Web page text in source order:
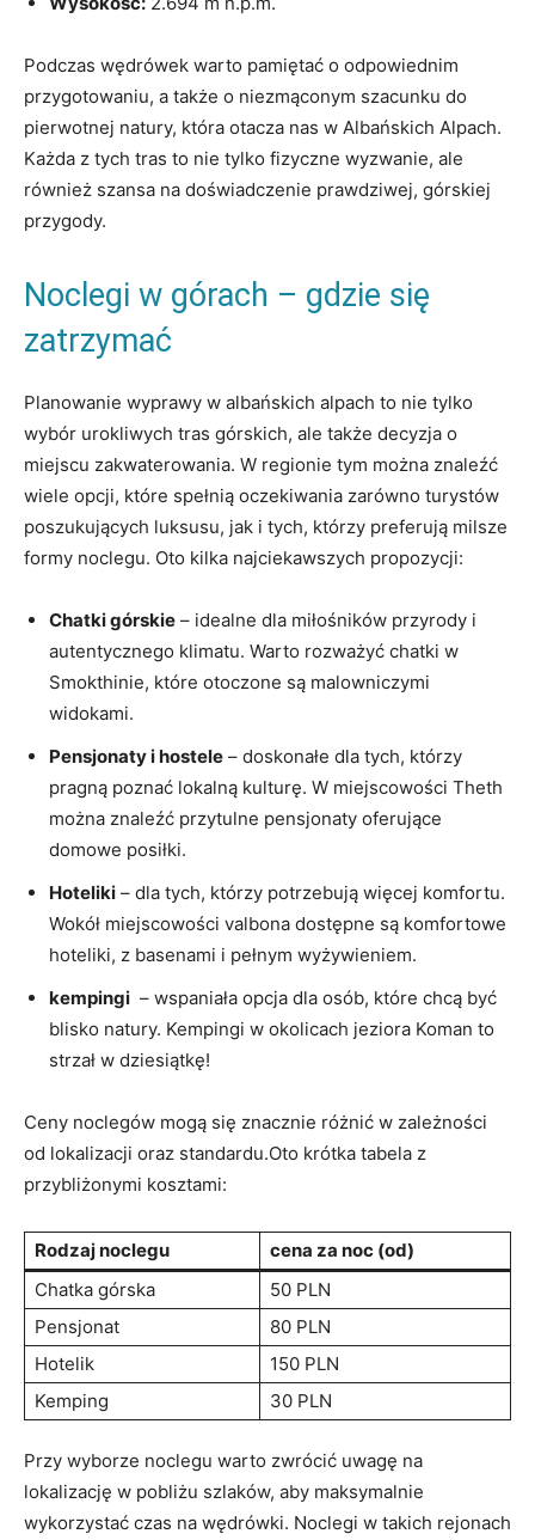
Podczas wędrówek warto‌ pamiętać o odpowiednim
przygotowaniu, a także ⁣o niezmąconym szacunku do
pierwotnej ​natury, ⁣która otacza nas ​w⁣ Albańskich‌ Alpach.
Każda z tych tras to‍ nie ⁢tylko fizyczne wyzwanie, ale
również szansa na doświadczenie⁣ prawdziwej,‌ górskiej
przygody.
Noclegi w górach‍ – gdzie się
zatrzymać
Planowanie wyprawy w albańskich alpach to nie tylko⁤
wybór urokliwych tras ⁤górskich, ale także decyzja ​o
miejscu zakwaterowania. W regionie ⁢tym ​można znaleźć
wiele opcji, które spełnią oczekiwania zarówno ⁢turystów
poszukujących luksusu, jak⁣ i tych, którzy preferują ⁣milsze
⁣formy noclegu. ⁣Oto kilka najciekawszych⁢ propozycji:
Chatki górskie – idealne dla miłośników⁢ przyrody i
autentycznego ⁣klimatu. ‌Warto rozważyć‌ chatki w
Smokthinie, które otoczone są ‌malowniczymi
widokami.
Pensjonaty i hostele – doskonałe dla ⁣tych,⁢ którzy
pragną poznać lokalną kulturę. ⁣W miejscowości‍ Theth
można znaleźć przytulne pensjonaty oferujące
domowe posiłki.
Hoteliki – dla tych, którzy potrzebują więcej komfortu.
Wokół miejscowości valbona dostępne są komfortowe
hoteliki, ⁣z basenami‍ i‍ pełnym wyżywieniem.
kempingi ‍ – wspaniała opcja dla osób, które chcą ⁤być
blisko​ natury. ​Kempingi​ w ⁢okolicach jeziora Koman to
strzał ⁤w​ dziesiątkę!
Ceny noclegów mogą się znacznie⁤ różnić w zależności
od lokalizacji⁤ oraz ⁤standardu.Oto krótka tabela z
przybliżonymi kosztami:
Rodzaj noclegu
cena za⁣ noc⁤ (od)
Chatka górska
50 PLN
Pensjonat
80⁢ PLN
Hotelik
150 PLN
Kemping
30​ PLN
Przy ​wyborze⁤ noclegu⁢ warto zwrócić uwagę na
lokalizację w ⁣pobliżu⁢ szlaków, aby maksymalnie​
wykorzystać czas na‍ wędrówki. Noclegi w takich rejonach